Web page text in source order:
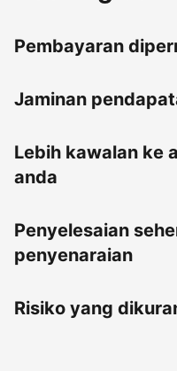
Pembayaran
Jaminan
Lebih kawalan ke
anda
Penyelesaian
penyenaraian
Risiko yang